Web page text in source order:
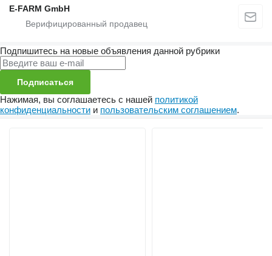
E-FARM GmbH
Подпишитесь на новые объявления данной рубрики
Подписаться
Нажимая, вы соглашаетесь с нашей политикой
конфиденциальности и пользовательским соглашением.